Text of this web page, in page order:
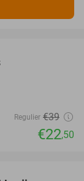
Regulier €39
€22,50